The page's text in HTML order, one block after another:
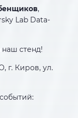
,
Lab Data-
наш стенд!
г. Киров, ул.